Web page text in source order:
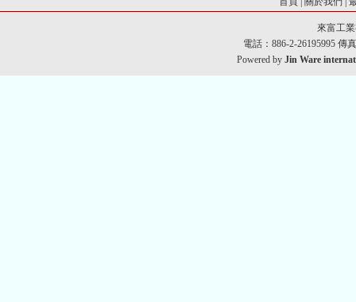
來富工
電話：886-2-26195995 傳
Powered byJin Ware